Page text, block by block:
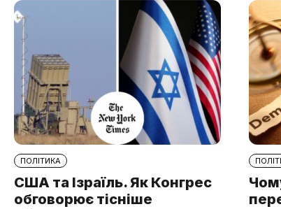
ПОЛІТИКА
США та Ізраїль. Як Конгрес
обговорює тісніше